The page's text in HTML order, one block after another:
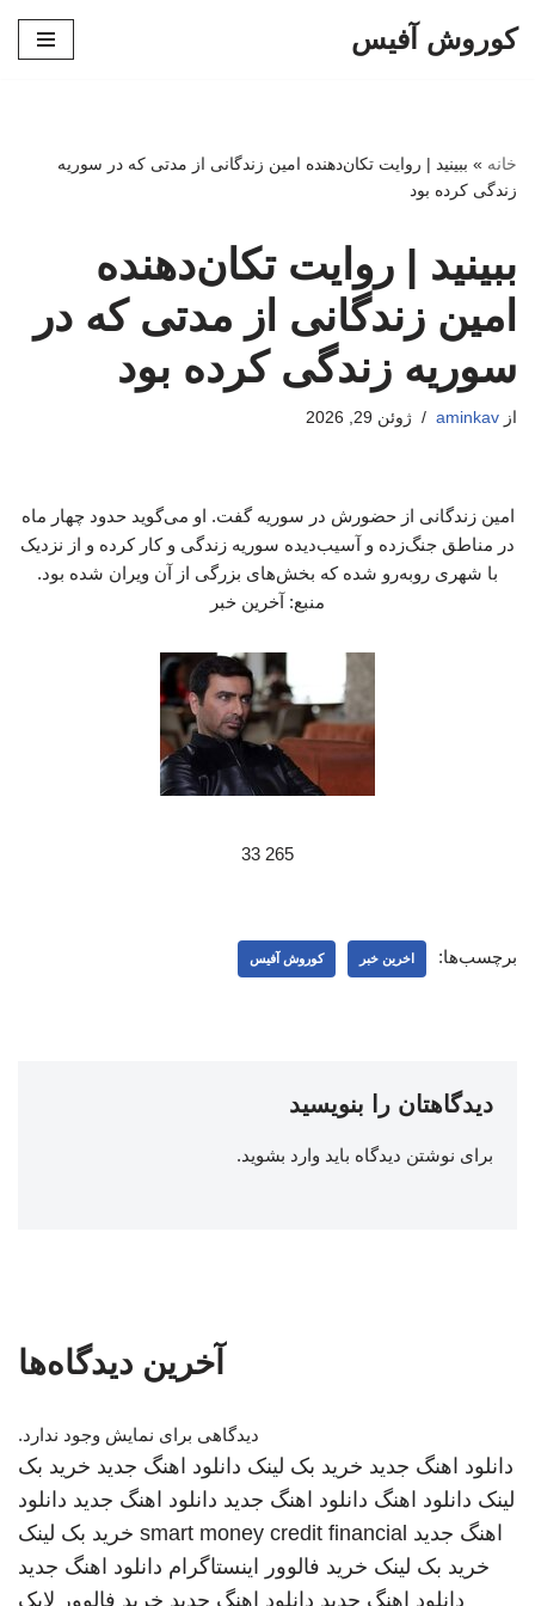
کوروش آفیس
خانه » ببینید | روایت تکان‌دهنده امین زندگانی از مدتی که در سوریه
زندگی کرده بود
ببینید | روایت تکان‌دهنده
امین زندگانی از مدتی که در
سوریه زندگی کرده بود
از aminkav ژوئن 29, 2026
امین زندگانی از حضورش در سوریه گفت. او می‌گوید حدود چهار ماه
در مناطق جنگ‌زده و آسیب‌دیده سوریه زندگی و کار کرده و از نزدیک
با شهری روبه‌رو شده که بخش‌های بزرگی از آن ویران شده بود.
منبع: آخرین خبر
265 33
برچسب‌ها: اخرین خبر کوروش آفیس
دیدگاهتان را بنویسید
برای نوشتن دیدگاه باید وارد بشوید.
آخرین دیدگاه‌ها
دیدگاهی برای نمایش وجود ندارد.
دانلود اهنگ جدید خرید بک لینک دانلود اهنگ جدید خرید بک
لینک دانلود اهنگ دانلود اهنگ جدید دانلود اهنگ جدید دانلود
اهنگ جدید smart money credit financial خرید بک لینک
خرید بک لینک خرید فالوور اینستاگرام دانلود اهنگ جدید
دانلود اهنگ جدید دانلود اهنگ جدید خرید فالوور لایک